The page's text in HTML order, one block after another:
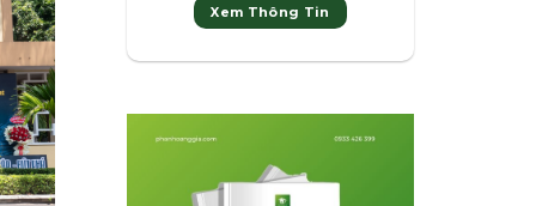
Xem Thông Tin